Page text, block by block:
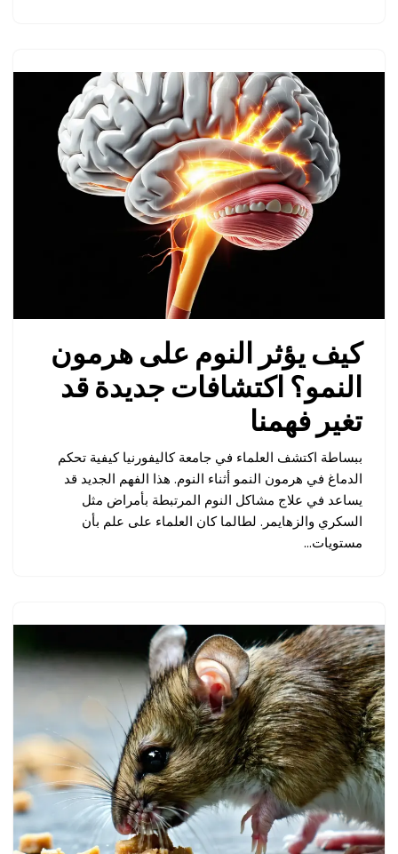
كيف يؤثر النوم على هرمون
النمو؟ اكتشافات جديدة قد
تغير فهمنا
ببساطة اكتشف العلماء في جامعة كاليفورنيا كيفية تحكم
الدماغ في هرمون النمو أثناء النوم. هذا الفهم الجديد قد
يساعد في علاج مشاكل النوم المرتبطة بأمراض مثل
السكري والزهايمر. لطالما كان العلماء على علم بأن
مستويات…